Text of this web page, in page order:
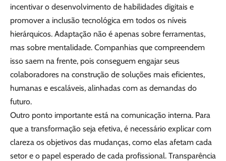
incentivar o desenvolvimento de habilidades digitais e
promover a inclusão tecnológica em todos os níveis
hierárquicos. Adaptação não é apenas sobre ferramentas,
mas sobre mentalidade. Companhias que compreendem
isso saem na frente, pois conseguem engajar seus
colaboradores na construção de soluções mais eficientes,
humanas e escaláveis, alinhadas com as demandas do
futuro.
Outro ponto importante está na comunicação interna. Para
que a transformação seja efetiva, é necessário explicar com
clareza os objetivos das mudanças, como elas afetam cada
setor e o papel esperado de cada profissional. Transparência